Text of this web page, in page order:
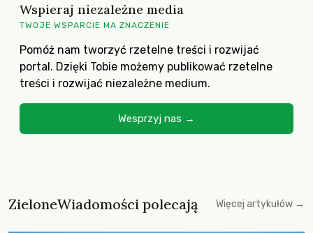
Wspieraj niezależne media
TWOJE WSPARCIE MA ZNACZENIE
Pomóż nam tworzyć rzetelne treści i rozwijać
portal. Dzięki Tobie możemy publikować rzetelne
treści i rozwijać niezależne medium.
Wesprzyj nas →
ZieloneWiadomości polecają Więcej artykułów →